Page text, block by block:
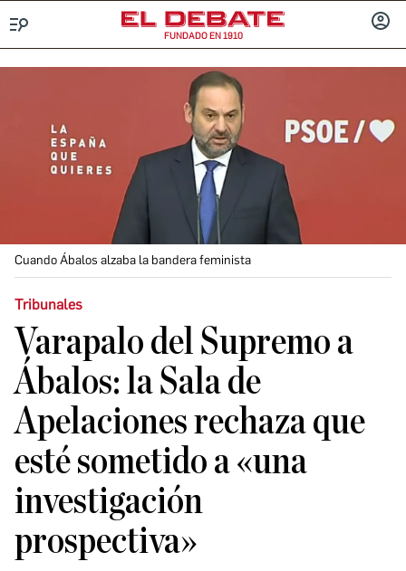
FUNDADO EN 1910
Cuando Ábalos alzaba la bandera feminista
Tribunales
Varapalo del Supremo a
Ábalos: la Sala de
Apelaciones rechaza que
esté sometido a «una
investigación
prospectiva»